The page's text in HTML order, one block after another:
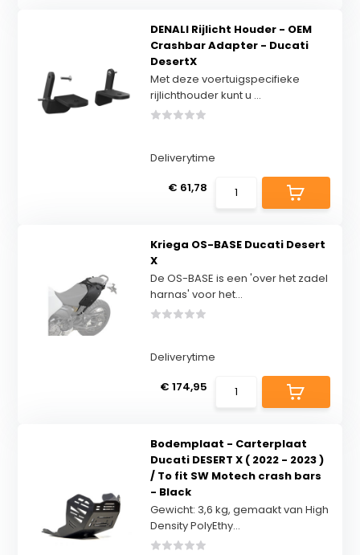
DENALI Rijlicht Houder - OEM
Crashbar Adapter - Ducati
DesertX
Met deze voertuigspecifieke
rijlichthouder kunt u ...
Deliverytime
€ 61,78
Kriega OS-BASE Ducati Desert
X
De OS-BASE is een 'over het zadel
harnas' voor het...
Deliverytime
€ 174,95
Bodemplaat - Carterplaat
Ducati DESERT X ( 2022 - 2023 )
/ To fit SW Motech crash bars
- Black
Gewicht: 3,6 kg, gemaakt van High
Density PolyEthy...